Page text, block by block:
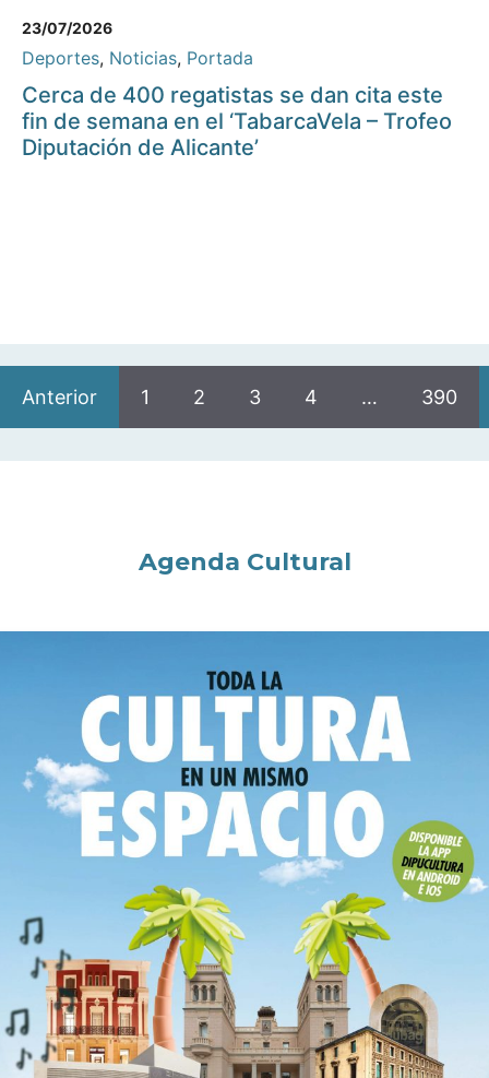
23/07/2026
Deportes, Noticias, Portada
Cerca de 400 regatistas se dan cita este
fin de semana en el ‘TabarcaVela – Trofeo
Diputación de Alicante’
Anterior 1 2 3 4 … 390
Agenda Cultural